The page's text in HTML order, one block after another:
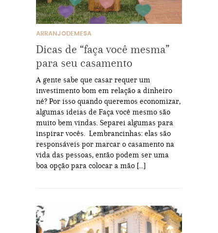
ARRANJODEMESA
Dicas de “faça você mesma”
para seu casamento
A gente sabe que casar requer um
investimento bom em relação a dinheiro
né? Por isso quando queremos economizar,
algumas ideias de Faça você mesmo são
muito bem vindas. Separei algumas para
inspirar vocês. Lembrancinhas: elas são
responsáveis por marcar o casamento na
vida das pessoas, então podem ser uma
boa opção para colocar a mão […]